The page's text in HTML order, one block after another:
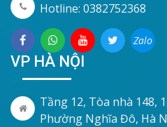
Hotline: 0382752368
Zalo
VP HÀ NỘI
Tầng 12, Tòa nhà 148,
Phường Nghĩa Đô, Hà